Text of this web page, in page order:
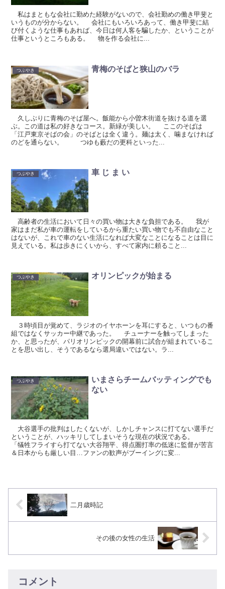
私はまともな会社に勤めた経験がないので、会社勤めの働き甲斐と
いうものが分からない。 会社にもいろいろあって、働き甲斐に結
び付くような仕事もあれば、今日は何人客を騙したか、ということが
仕事というところもある。 物を作る会社に...
つぶやき 青梅のそばと狭山のバラ
久しぶりに青梅のそば屋へ。飯能から小曽木街道を抜ける道を選
ぶ。この道は私の好きなコース。新緑が美しい。 ここのそばは
「江戸東京そばの会」のそばとは全く違う。麺は太く、噛まなければ
のどを通らない。 つゆも藪だの更科といった...
つぶやき 車 じ ま い
高齢者の生活において日々の買い物は大きな負担である。 我が
家はまだ私が車の運転をしているから重たい買い物でも不自由なこと
はないが、これで車のない生活になれば大変なことになることは目に
見えている。私は歩きにくいから、すべて家内に頼ること...
つぶやき オリンピックが始まる
３時頃目が覚めて、ラジオのイヤホーンを耳にすると、いつもの番
組ではなくサッカー中継であった。 チューナーを触ってしまった
か、と思ったが、パリオリンピックの開幕前に試合が組まれているこ
とを思い出し、そうであるなら選局違いではない。ラ...
つぶやき
いまさらチームバッティングでも
ない
大谷選手の批判はしたくないが、しかしチャンスに打てない選手だ
ということが、ハッキリしてしまいそうな現在の状況である。
「犠牲フライすら打てない大谷翔平、得点圏打率の低迷に監督が苦言
＆日本からも厳しい目…ファンの歓声がブーイングに変...
二月歳時記
その後の女性の生活
コメント